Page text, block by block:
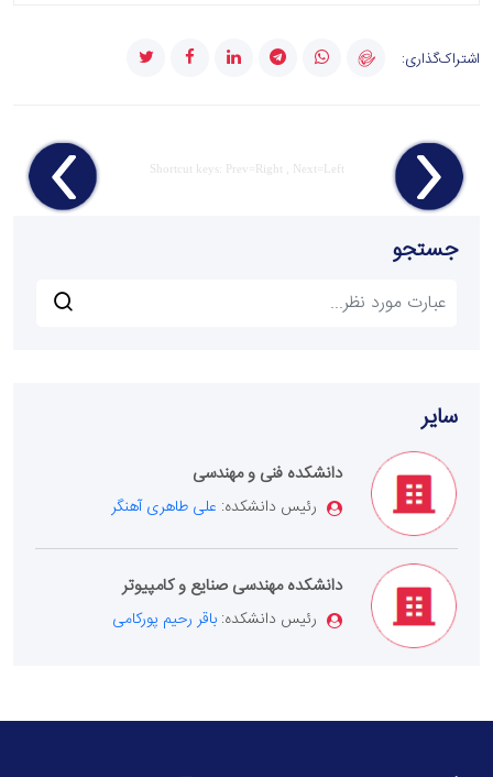
اشتراک‌گذاری:
Shortcut keys: Prev=Right , Next=Left
جستجو
سایر
دانشکده فنی و مهندسی
رئیس دانشکده: علی طاهری آهنگر
دانشکده مهندسی صنایع و کامپیوتر
رئیس دانشکده: باقر رحیم پورکامی